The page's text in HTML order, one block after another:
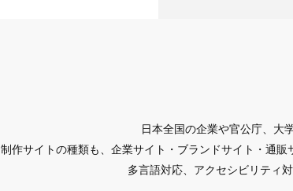
日本全国の企業や官公庁、大
制作サイトの種類も、企業サイト・ブランドサイト・通
多言語対応、アクセシビリティ